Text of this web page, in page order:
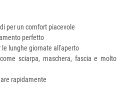
per un comfort piacevole
perfetto
lunghe giornate all'aperto
sciarpa, maschera, fascia e molto
rapidamente